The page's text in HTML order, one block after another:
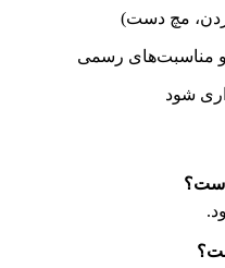
و مناسبت‌های رسمی
شود
است؟